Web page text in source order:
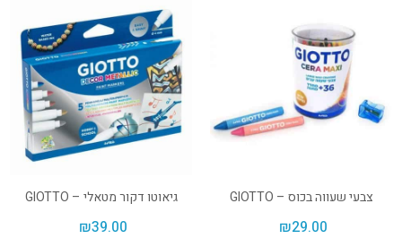
צבעי שעווה בכוס – GIOTTO
₪29.00
גיאוטו דקור מטאלי – GIOTTO
₪39.00